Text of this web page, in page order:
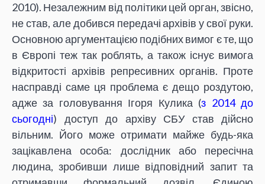
2010). Незалежним від політики цей орган, звісно,
не став, але добився передачі архівів у свої руки.
Основною аргументацією подібних вимог є те, що
в Європі теж так роблять, а також існує вимога
відкритості архівів репресивних органів. Проте
насправді саме ця проблема є дещо роздутою,
адже за головування Ігоря Кулика (з 2014 до
сьогодні) доступ до архіву СБУ став дійсно
вільним. Його може отримати майже будь-яка
зацікавлена особа: дослідник або пересічна
людина, зробивши лише відповідний запит та